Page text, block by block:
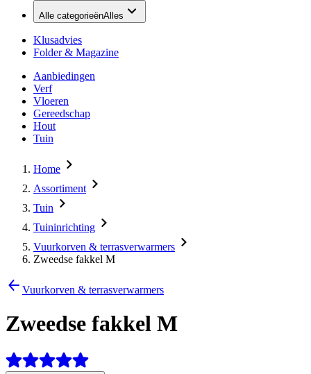
Alle categorieënAlles
Klusadvies
Folder & Magazine
Aanbiedingen
Verf
Vloeren
Gereedschap
Hout
Tuin
Home
Assortiment
Tuin
Tuininrichting
Vuurkorven & terrasverwarmers
Zweedse fakkel M
Vuurkorven & terrasverwarmers
Zweedse fakkel M